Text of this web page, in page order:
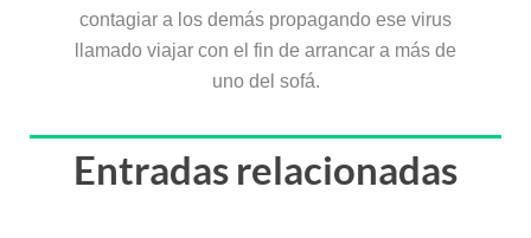
contagiar a los demás propagando ese virus
llamado viajar con el fin de arrancar a más de
uno del sofá.
Entradas relacionadas